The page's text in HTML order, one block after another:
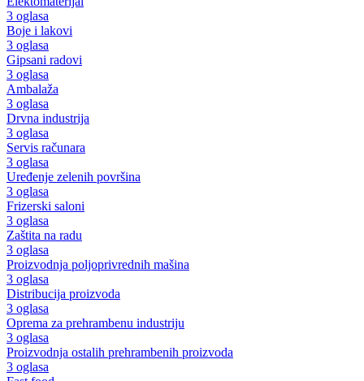
3 oglasa
Boje i lakovi
3 oglasa
Gipsani radovi
3 oglasa
Ambalaža
3 oglasa
Drvna industrija
3 oglasa
Servis računara
3 oglasa
Uređenje zelenih površina
3 oglasa
Frizerski saloni
3 oglasa
Zaštita na radu
3 oglasa
Proizvodnja poljoprivrednih mašina
3 oglasa
Distribucija proizvoda
3 oglasa
Oprema za prehrambenu industriju
3 oglasa
Proizvodnja ostalih prehrambenih proizvoda
3 oglasa